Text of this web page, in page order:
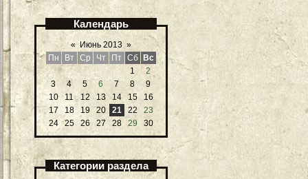
Календарь
« Июнь 2013 »
Пн
Вт Ср Чт Пт Сб Вс
1
2
3
4 5 6 7 8
9
10
11 12 13 14 15
16
17
18 19 20 21 22
23
24
25 26 27 28 29 30
Категории раздела